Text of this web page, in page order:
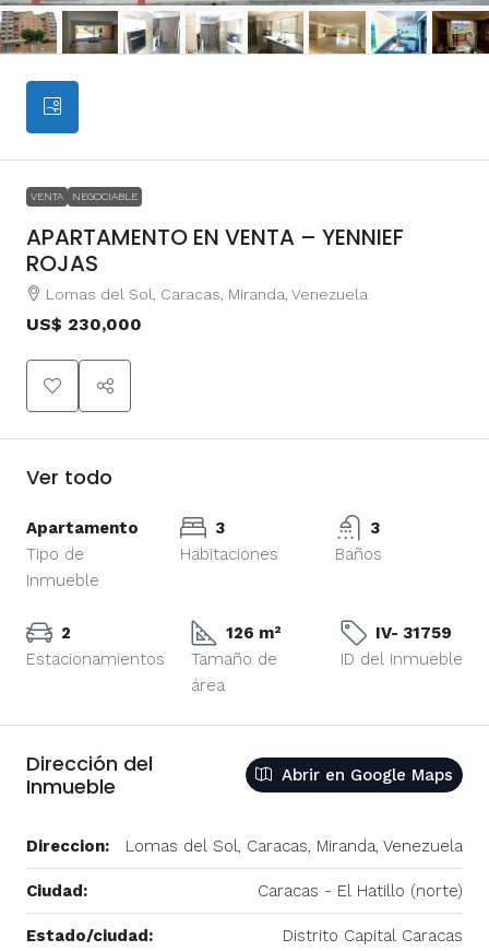
VENTA NEGOCIABLE
APARTAMENTO EN VENTA – YENNIEF
ROJAS
Lomas del Sol, Caracas, Miranda, Venezuela
US$ 230,000
Ver todo
Apartamento
Tipo de
Inmueble
3
Habitaciones
3
Baños
2
Estacionamientos
126 m²
Tamaño de
área
IV- 31759
ID del Inmueble
Dirección del
Inmueble
Abrir en Google Maps
Direccion: Lomas del Sol, Caracas, Miranda, Venezuela
Ciudad: Caracas - El Hatillo (norte)
Estado/ciudad: Distrito Capital Caracas